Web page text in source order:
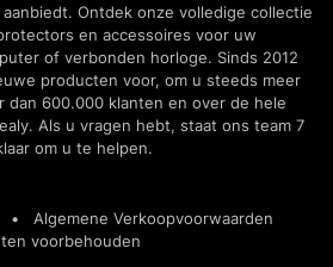
Ontdek onze volledige collectie
en accessoires voor uw
of verbonden horloge. Sinds 2012
producten voor, om u steeds meer
dan 600.000 klanten en over de hele
Als u vragen hebt, staat ons team 7
om u te helpen.
voorbehouden
• Algemene Verkoopvoorwaarden